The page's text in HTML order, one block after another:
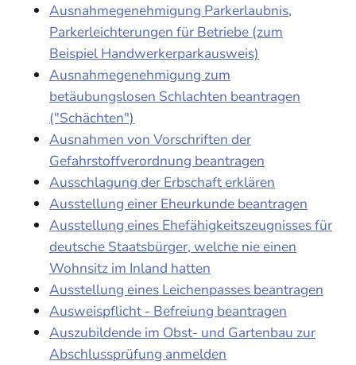
Ausnahmegenehmigung Parkerlaubnis,
Parkerleichterungen für Betriebe (zum
Beispiel Handwerkerparkausweis)
Ausnahmegenehmigung zum
betäubungslosen Schlachten beantragen
("Schächten")
Ausnahmen von Vorschriften der
Gefahrstoffverordnung beantragen
Ausschlagung der Erbschaft erklären
Ausstellung einer Eheurkunde beantragen
Ausstellung eines Ehefähigkeitszeugnisses für
deutsche Staatsbürger, welche nie einen
Wohnsitz im Inland hatten
Ausstellung eines Leichenpasses beantragen
Ausweispflicht - Befreiung beantragen
Auszubildende im Obst- und Gartenbau zur
Abschlussprüfung anmelden